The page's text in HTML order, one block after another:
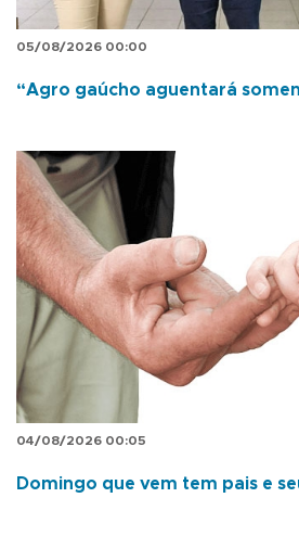
05/08/2026 00:00
“Agro gaúcho aguentará
04/08/2026 00:05
Domingo que vem tem pais e